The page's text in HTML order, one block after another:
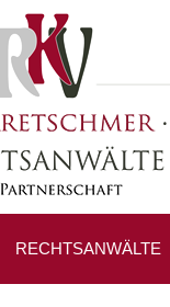
RECHTSANWÄLTE